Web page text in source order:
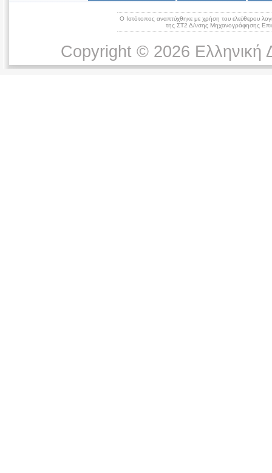
Ο Ιστότοπος αναπτύχθηκε με χρήση του ελεύθερου
της ΣΤ2 Δ/νσης Μηχανογράφησης
Copyright © 2026